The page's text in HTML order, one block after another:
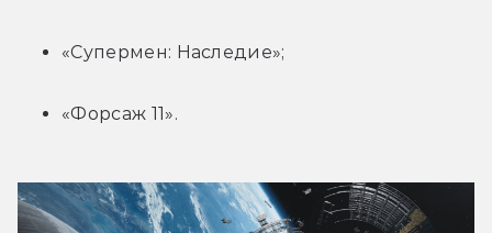
«Супермен: Наследие»;
«Форсаж 11».